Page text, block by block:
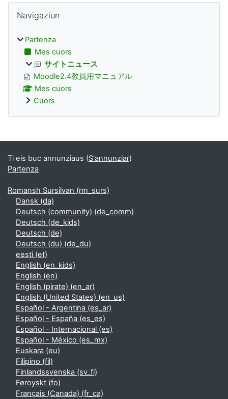
Blocks
Navigaziun
Partenza
Mes cuors
サイトニュース
Moodle2.4教員用マニュアル
Mes cuors
Cuors
Supplementary blocks
Ti eis buc annunziaus (S'annunziar)
Partenza
Romansh Sursilvan ‎(rm_surs)‎
Dansk ‎(da)‎
Deutsch (community) ‎(de_comm)‎
Deutsch ‎(de_kids)‎
Deutsch ‎(de)‎
Deutsch (du) ‎(de_du)‎
eesti ‎(et)‎
English ‎(en_kids)‎
English ‎(en)‎
English (pirate) ‎(en_ar)‎
English (United States) ‎(en_us)‎
Español - Argentina ‎(es_ar)‎
Español - España ‎(es_es)‎
Español - Internacional ‎(es)‎
Español - México ‎(es_mx)‎
Euskara ‎(eu)‎
Filipino ‎(fil)‎
Finlandssvenska ‎(sv_fi)‎
Føroyskt ‎(fo)‎
Français (Canada) ‎(fr_ca)‎